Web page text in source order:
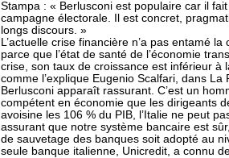
Stampa : « Berlusconi est populaire car il
campagne électorale. Il est concret,
longs discours. »
L’actuelle crise financière n’a pas entamé
parce que l’état de santé de l’économie
crise, son taux de croissance est inférieur à
comme l’explique Eugenio Scalfari, dans
Berlusconi apparaît rassurant. C’est un
compétent en économie que les dirigeants
avoisine les 106 % du PIB, l’Italie ne peut
assurant que notre système bancaire est
de sauvetage des banques soit adopté au
seule banque italienne, Unicredit, a connu